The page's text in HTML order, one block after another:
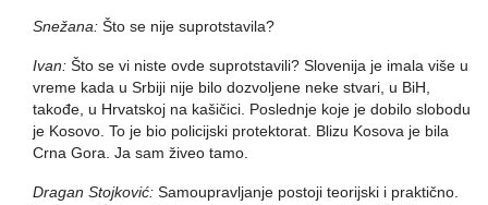
Snežana: Što se nije suprotstavila?
Ivan: Što se vi niste ovde suprotstavili? Slovenija je imala više u
vreme kada u Srbiji nije bilo dozvoljene neke stvari, u BiH,
takođe, u Hrvatskoj na kašičici. Poslednje koje je dobilo slobodu
je Kosovo. To je bio policijski protektorat. Blizu Kosova je bila
Crna Gora. Ja sam živeo tamo.
Dragan Stojković: Samoupravljanje postoji teorijski i praktično.